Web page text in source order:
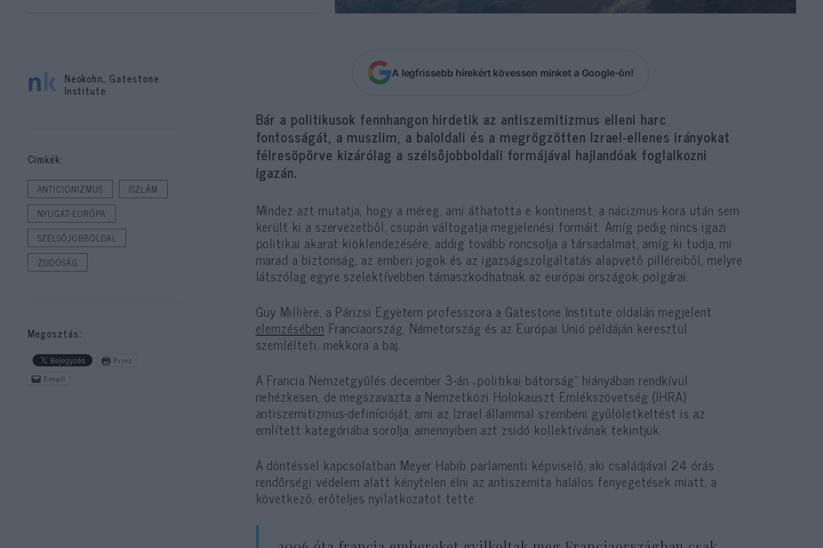
A legfrissebb hírekért kövessen minket a Google-ön!
Bár a politikusok fennhangon hirdetik az antiszemitizmus elleni harc
fontosságát, a muszlim, a baloldali és a megrögzötten Izrael-ellenes irányokat
félresöpörve kizárólag a szélsőjobboldali formájával hajlandóak foglalkozni
igazán.
Mindez azt mutatja, hogy a méreg, ami áthatotta e kontinenst, a nácizmus kora után sem
került ki a szervezetből, csupán váltogatja megjelenési formáit. Amíg pedig nincs igazi
politikai akarat kiöklendezésére, addig tovább roncsolja a társadalmat, amíg ki tudja, mi
marad a biztonság, az emberi jogok és az igazságszolgáltatás alapvető pilléreiből, melyre
látszólag egyre szelektívebben támaszkodhatnak az európai országok polgárai.
Guy Millière, a Párizsi Egyetem professzora a Gatestone Institute oldalán megjelent
elemzésében Franciaország, Németország és az Európai Unió példáján keresztül
szemlélteti, mekkora a baj.
A Francia Nemzetgyűlés december 3-án „politikai bátorság” hiányában rendkívül
nehézkesen, de megszavazta a Nemzetközi Holokauszt Emlékszövetség (IHRA)
antiszemitizmus-definícióját, ami az Izrael állammal szembeni gyűlöletkeltést is az
említett kategóriába sorolja, amennyiben azt zsidó kollektívának tekintjük.
A döntéssel kapcsolatban Meyer Habib parlamenti képviselő, aki családjával 24 órás
rendőrségi védelem alatt kénytelen élni az antiszemita halálos fenyegetések miatt, a
következő, erőteljes nyilatkozatot tette:
Neokohn, Gatestone
Institute
Cimkék:
ANTICIONIZMUS
ISZLÁM
NYUGAT-EURÓPA
SZÉLSŐJOBBOLDAL
ZSIDÓSÁG
Megosztás:
Print
Email